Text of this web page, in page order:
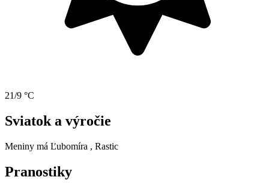
21/9 °C
Sviatok a výročie
Meniny má Ľubomíra , Rastic
Pranostiky